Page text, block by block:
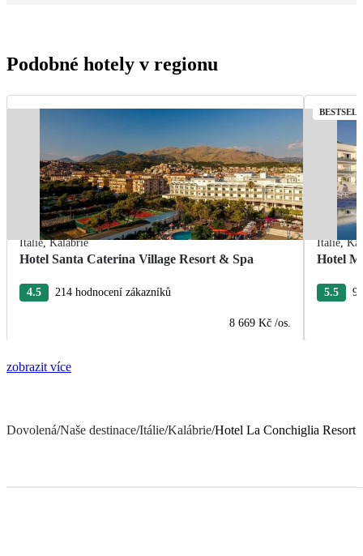
Podobné hotely v regionu
Itálie,Kalábrie
Hotel Santa Caterina Village Resort & Spa
4.5 214 hodnocení zákazníků
8 669 Kč /os.
Itálie,
Hotel
5.5
zobrazit více
Dovolená/Naše destinace/Itálie/Kalábrie/Hotel La Conchiglia Resort